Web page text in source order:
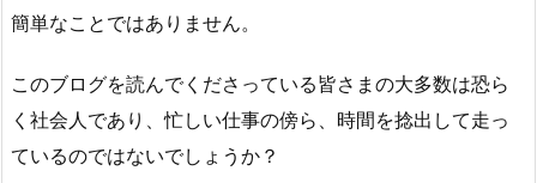
簡単なことではありません。
このブログを読んでくださっている皆さまの大多数は恐ら
く社会人であり、忙しい仕事の傍ら、時間を捻出して走っ
ているのではないでしょうか？